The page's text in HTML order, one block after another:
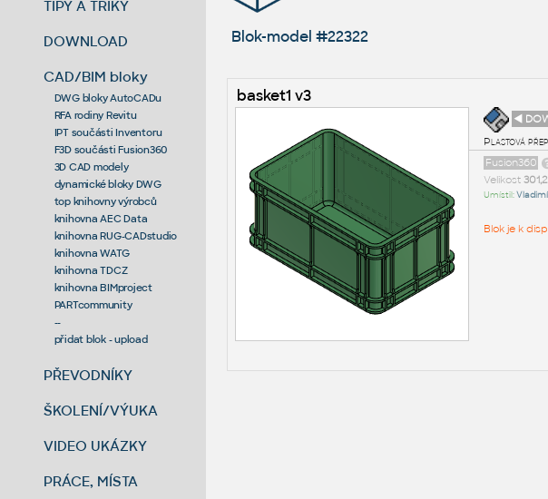
TIPY A TRIKY
DOWNLOAD
CAD/BIM bloky
DWG bloky AutoCADu
RFA rodiny Revitu
IPT součásti Inventoru
F3D součásti Fusion360
3D CAD modely
dynamické bloky DWG
top knihovny výrobců
knihovna AEC Data
knihovna RUG-CADstudio
knihovna WATG
knihovna TDCZ
knihovna BIMproject
PARTcommunity
--
přidat blok - upload
PŘEVODNÍKY
ŠKOLENÍ/VÝUKA
VIDEO UKÁZKY
PRÁCE, MÍSTA
Blok-model #22322
basket1 v3
◄
Plastová
Fusion360
Velikost
Umístil:
Blok je k